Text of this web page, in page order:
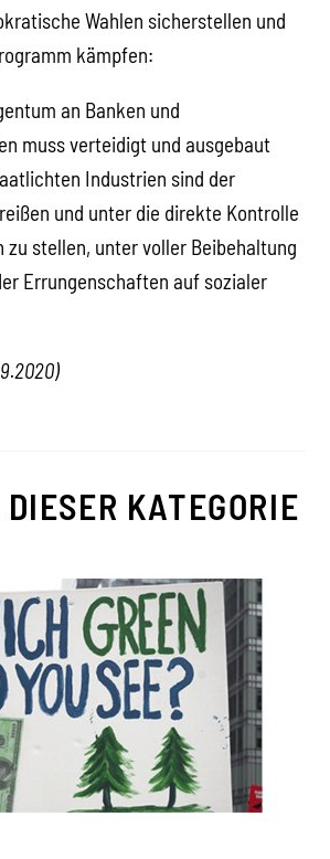
Wahlen sicherstellen und
kämpfen:
an Banken und
muss verteidigt und ausgebaut
Industrien sind der
und unter die direkte Kontrolle
stellen, unter voller Beibehaltung
Errungenschaften auf sozialer
KATEGORIE